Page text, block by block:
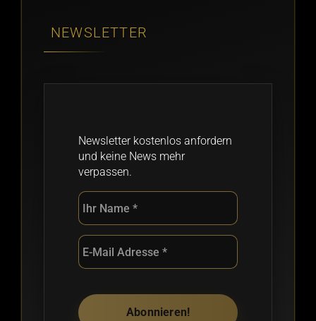
NEWSLETTER
Newsletter kostenlos anfordern
und keine News mehr
verpassen.